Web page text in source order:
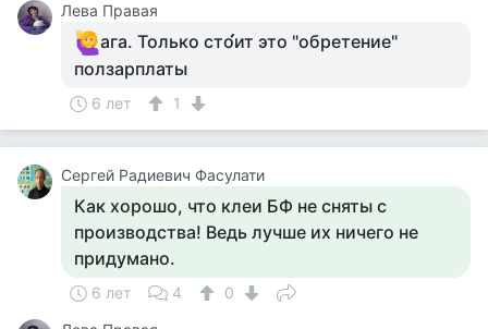
Лева Правая
ага. Только сто́́́ит это "обретение"
ползарплаты
6 лет 1
Сергей Радиевич Фасулати
Как хорошо, что клеи БФ не сняты с
производства! Ведь лучше их ничего не
придумано.
6 лет 4
0